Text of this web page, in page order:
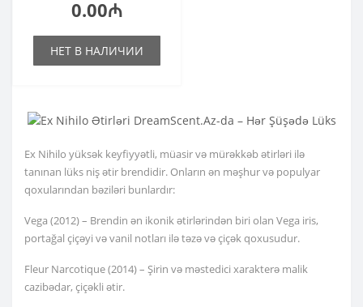
0.00₼
НЕТ В НАЛИЧИИ
Ex Nihilo yüksək keyfiyyətli, müasir və mürəkkəb ətirləri ilə
tanınan lüks niş ətir brendidir. Onların ən məşhur və populyar
qoxularından bəziləri bunlardır:
Vega (2012) – Brendin ən ikonik ətirlərindən biri olan Vega iris,
portağal çiçəyi və vanil notları ilə təzə və çiçək qoxusudur.
Fleur Narcotique (2014) – Şirin və məstedici xarakterə malik
cazibədar, çiçəkli ətir.